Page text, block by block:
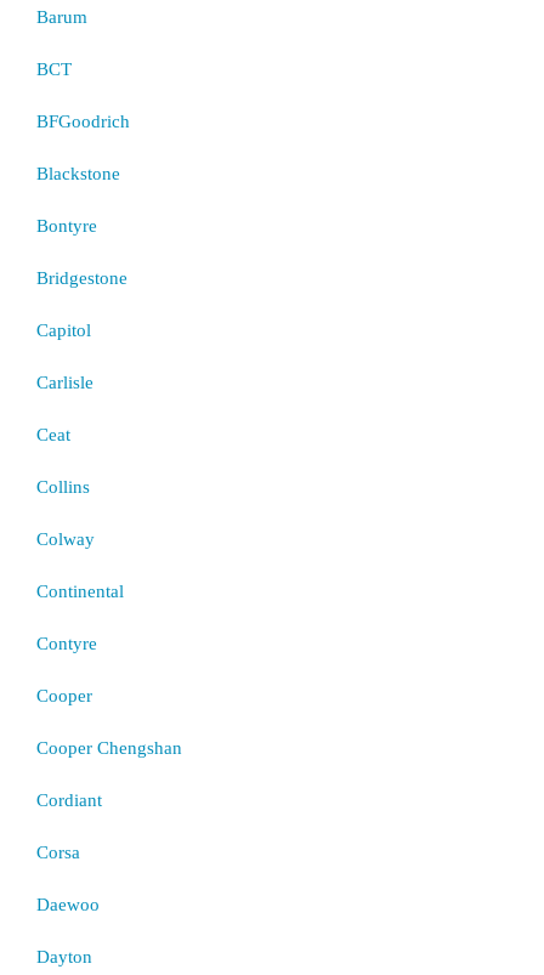
Barum
BCT
BFGoodrich
Blackstone
Bontyre
Bridgestone
Capitol
Carlisle
Ceat
Collins
Colway
Continental
Contyre
Cooper
Cooper Chengshan
Cordiant
Corsa
Daewoo
Dayton